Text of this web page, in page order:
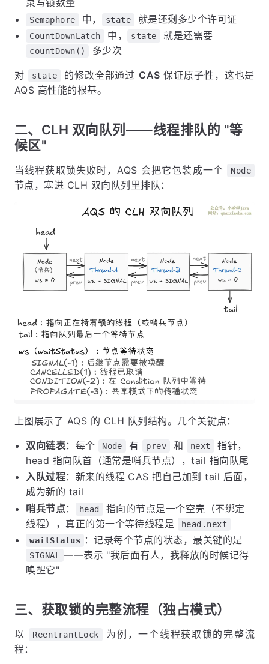
录写锁数量
Semaphore 中， state 就是还剩多少个许可证
CountDownLatch 中， state 就是还需要
countDown() 多少次
对 state 的修改全部通过 CAS 保证原子性，这也是
AQS 高性能的根基。
二、CLH 双向队列——线程排队的 "等
候区"
当线程获取锁失败时，AQS 会把它包装成一个 Node
节点，塞进 CLH 双向队列里排队：
上图展示了 AQS 的 CLH 队列结构。几个关键点：
双向链表：每个 Node 有 prev 和 next
指针，
head 指向队首（通常是哨兵节点），tail 指向队尾
入队过程：新来的线程 CAS 把自己加到 tail 后面，
成为新的 tail
哨兵节点： head
指向的节点是一个空壳（不绑定
线程），真正的第一个等待线程是
head.next
waitStatus ：记录每个节点的状态，最关键的是
SIGNAL
——表示 "我后面有人，我释放的时候记得
唤醒它"
三、获取锁的完整流程（独占模式）
以 ReentrantLock
为例，一个线程获取锁的完整流
程：